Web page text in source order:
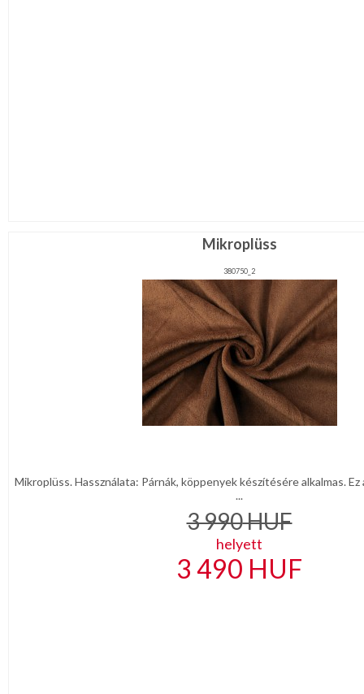
Mikroplüss
380750_2
Mikroplüss. Hassználata: Párnák, köppenyek készítésére alkalmas. Ez
...
3 990HUF
helyett
3 490 HUF